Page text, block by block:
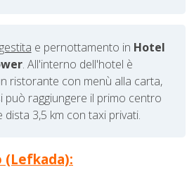
e pernottamento in Hotel
. All'interno dell'hotel è
ristorante con menù alla carta,
può raggiungere il primo centro
dista 3,5 km con taxi privati.
(Lefkada):